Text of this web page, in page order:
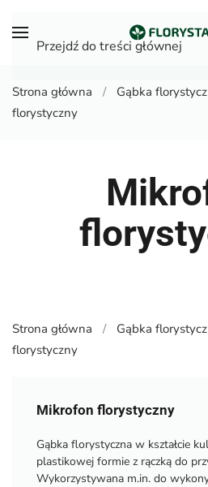
Przejdź do treści głównej
Strona główna Gąbka
florystyczny
Strona główna Gąbka
florystyczny
Mikrofon florystyczny
Gąbka florystyczna w kształcie
plastikowej formie z rączką do
Wykorzystywana m.in. do